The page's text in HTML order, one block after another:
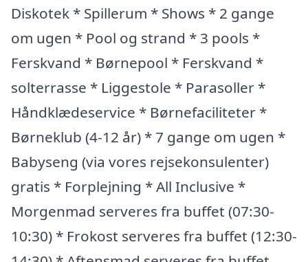
Diskotek * Spillerum * Shows * 2 gange
om ugen * Pool og strand * 3 pools *
Ferskvand * Børnepool * Ferskvand *
solterrasse * Liggestole * Parasoller *
Håndklædeservice * Børnefaciliteter *
Børneklub (4-12 år) * 7 gange om ugen *
Babyseng (via vores rejsekonsulenter)
gratis * Forplejning * All Inclusive *
Morgenmad serveres fra buffet (07:30-
10:30) * Frokost serveres fra buffet (12:30-